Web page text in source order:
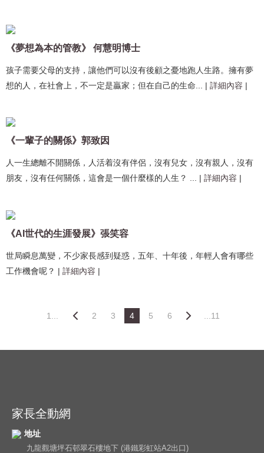
《夢想為本的管教》 何慧明博士
孩子需要父母的支持，讓他們可以沒有後顧之憂地跑人生路。擁有夢
想的人，在社會上，不一定是贏家；但在自己的生命... | 詳細內容 |
《一輩子的關係》郭致因
人一生總離不開關係，人活着沒有伴侶，沒有兒女，沒有親人，沒有
朋友，沒有任何關係，這會是一個什麼樣的人生？ ... | 詳細內容 |
《AI世代的生涯發展》張笑容
世局瞬息萬變，不少家長感到疑惑，五年、十年後，年輕人會有哪些
工作機會呢？ | 詳細內容 |
1... 2 3 4 5 6 ...11
家長全動網
地址
九龍觀塘坪石邨翠石樓地下 (港鐵彩虹站A2出口)